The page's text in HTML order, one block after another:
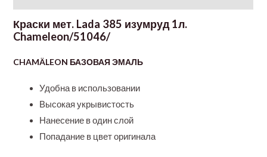
Краски мет. Lada 385 изумруд 1л.
Chameleon/51046/
CHAMÄLEON БАЗОВАЯ ЭМАЛЬ
Удобна в использовании
Высокая укрывистость
Нанесение в один слой
Попадание в цвет оригинала